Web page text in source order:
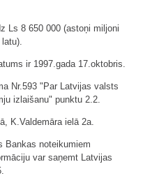
Ls 8 650 000 (astoņi miljoni
ir 1997.gada 17.oktobris.
Nr.593 "Par Latvijas valsts
izlaišanu" punktu 2.2.
K.Valdemāra ielā 2a.
Bankas noteikumiem
var saņemt Latvijas